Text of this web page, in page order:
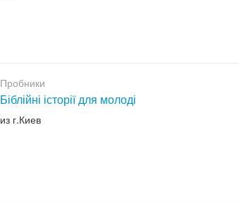
Пробники
Біблійні історії для молоді
из г.Киев